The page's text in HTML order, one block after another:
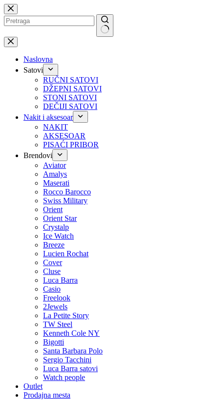
Preskoči
na
No
results
Naslovna
Satovi
RUČNI SATOVI
DŽEPNI SATOVI
STONI SATOVI
DEČIJI SATOVI
Nakit i aksesoar
NAKIT
AKSESOAR
PISAĆI PRIBOR
Brendovi
Aviator
Amalys
Maserati
Rocco Barocco
Swiss Military
Orient
Orient Star
Crystalp
Ice Watch
Breeze
Lucien Rochat
Cover
Cluse
Luca Barra
Casio
Freelook
2Jewels
La Petite Story
TW Steel
Kenneth Cole NY
Bigotti
Santa Barbara Polo
Sergio Tacchini
Luca Barra satovi
Watch people
Outlet
Prodajna mesta